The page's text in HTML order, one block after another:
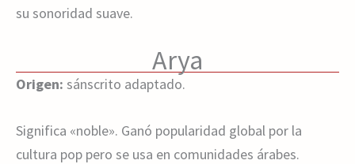
su sonoridad suave.
Arya
Origen: sánscrito adaptado.
Significa «noble». Ganó popularidad global por la
cultura pop pero se usa en comunidades árabes.